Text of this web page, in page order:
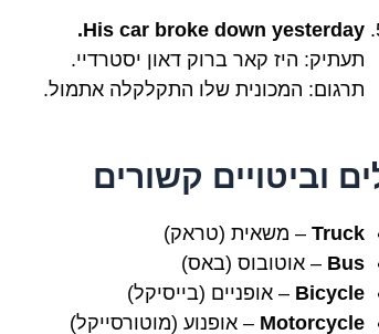
His car broke down yesterday.
תעתיק: היז קאר ברוק דאון יסטרדיי.
תרגום: המכונית שלו התקלקלה אתמול.
וביטויים קשורים
Truck – משאית (טראק)
Bus – אוטובוס (באס)
Bicycle – אופניים (בייסיקל)
Motorcycle – אופנוע (מוטורסייקל)